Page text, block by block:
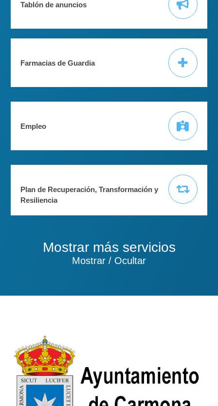
Tablón de anuncios
Farmacias de Guardia
Empleo
Plan de Recuperación, Transformación y
Resiliencia
Mostrar más servicios
Mostrar / Ocultar